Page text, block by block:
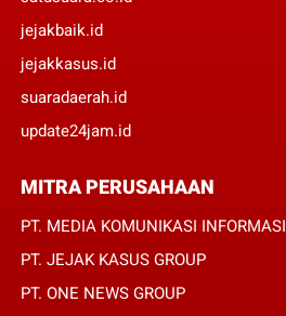
jejakbaik.id
jejakkasus.id
suaradaerah.id
update24jam.id
MITRA PERUSAHAAN
PT. MEDIA KOMUNIKASI INFORMASI
PT. JEJAK KASUS GROUP
PT. ONE NEWS GROUP